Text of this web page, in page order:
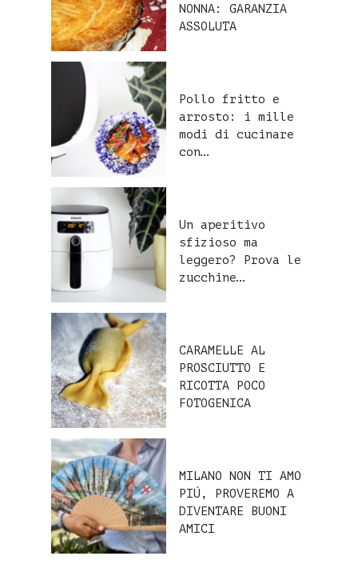
NONNA: GARANZIA
ASSOLUTA
Pollo fritto e
arrosto: i mille
modi di cucinare
con…
Un aperitivo
sfizioso ma
leggero? Prova le
zucchine…
CARAMELLE AL
PROSCIUTTO E
RICOTTA POCO
FOTOGENICA
MILANO NON TI AMO
PIÚ, PROVEREMO A
DIVENTARE BUONI
AMICI